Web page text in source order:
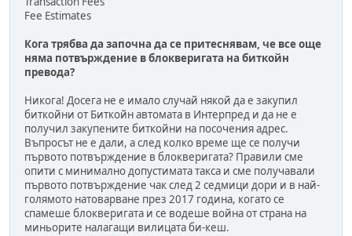
Fee Estimates
Кога трябва да започна да се притеснявам, че все още
няма потвърждение в блокверигата на биткойн
превода?
Никога! Досега не е имало случай някой да е закупил
биткойни от Биткойн автомата в Интерпред и да не е
получил закупените биткойни на посочения адрес.
Въпросът не е дали, а след колко време ще се получи
първото потвърждение в блокверигата? Правили сме
опити с минимално допустимата такса и сме получавали
първото потвърждение чак след 2 седмици дори и в най-
голямото натоварване през 2017 година, когато се
спамеше блокверигата и се водеше война от страна на
миньорите налагащи вилицата би-кеш.